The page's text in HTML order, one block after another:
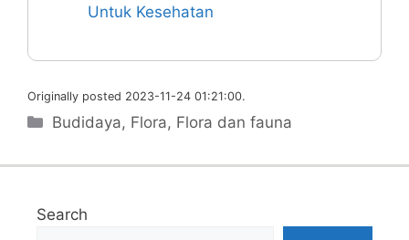
Untuk Kesehatan
Originally posted 2023-11-24 01:21:00.
Categories
Budidaya, Flora, Flora dan fauna
Search